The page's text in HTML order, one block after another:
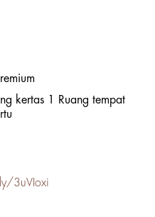
kertas 1 Ruang tempat
3uVIoxi